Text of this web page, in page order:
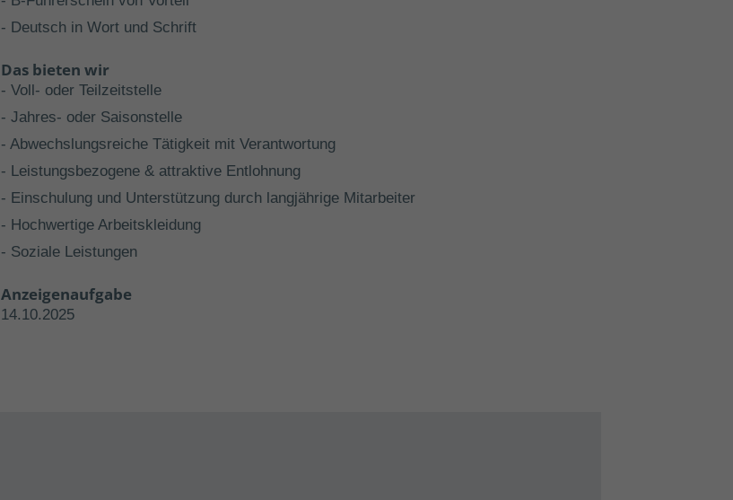
- Deutsch in Wort und Schrift
Das bieten wir
- Voll- oder Teilzeitstelle
- Jahres- oder Saisonstelle
- Abwechslungsreiche Tätigkeit mit Verantwortung
- Leistungsbezogene & attraktive Entlohnung
- Einschulung und Unterstützung durch langjährige Mitarbeiter
- Hochwertige Arbeitskleidung
- Soziale Leistungen
Anzeigenaufgabe
14.10.2025